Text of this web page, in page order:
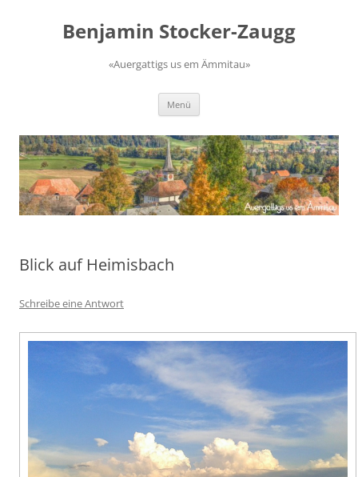
springenBenjamin Stocker-Zaugg
«Auergattigs us em Ämmitau»
Menü
Blick auf Heimisbach
Schreibe eine Antwort